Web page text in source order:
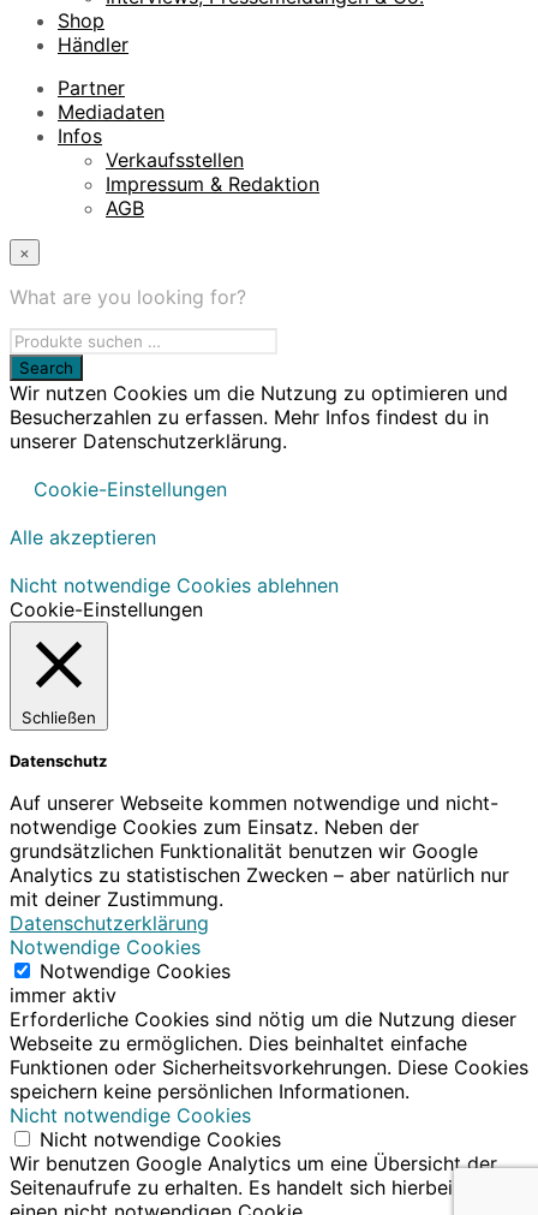
Shop
Händler
Partner
Mediadaten
Infos
Verkaufsstellen
Impressum & Redaktion
AGB
×
What are you looking for?
Wir nutzen Cookies um die Nutzung zu optimieren und
Besucherzahlen zu erfassen. Mehr Infos findest du in
unserer Datenschutzerklärung.
Cookie-Einstellungen
Alle akzeptieren
Nicht notwendige Cookies ablehnen
Cookie-Einstellungen
Schließen
Datenschutz
Auf unserer Webseite kommen notwendige und nicht-
notwendige Cookies zum Einsatz. Neben der
grundsätzlichen Funktionalität benutzen wir Google
Analytics zu statistischen Zwecken – aber natürlich nur
mit deiner Zustimmung.
Datenschutzerklärung
Notwendige Cookies
Notwendige Cookies
immer aktiv
Erforderliche Cookies sind nötig um die Nutzung dieser
Webseite zu ermöglichen. Dies beinhaltet einfache
Funktionen oder Sicherheitsvorkehrungen. Diese Cookies
speichern keine persönlichen Informationen.
Nicht notwendige Cookies
Nicht notwendige Cookies
Wir benutzen Google Analytics um eine Übersicht der
Seitenaufrufe zu erhalten. Es handelt sich hierbei um